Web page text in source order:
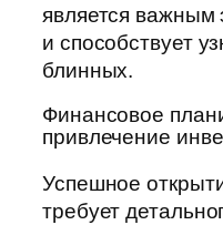
является важным
и способствует
блинных.
Финансовое
привлечение
Успешное
требует